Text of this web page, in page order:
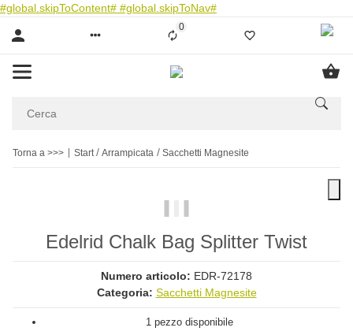
#global.skipToContent# #global.skipToNav#
0Liste ist leer
Torna a >>> Start Arrampicata Sacchetti Magnesite
Edelrid Chalk Bag Splitter Twist
Numero articolo: EDR-72178
Categoria: Sacchetti Magnesite
1 pezzo disponibile